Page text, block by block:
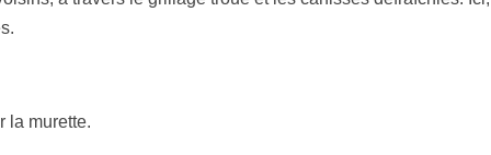
la murette.